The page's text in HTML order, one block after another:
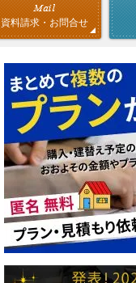
資料請求・お問合せ